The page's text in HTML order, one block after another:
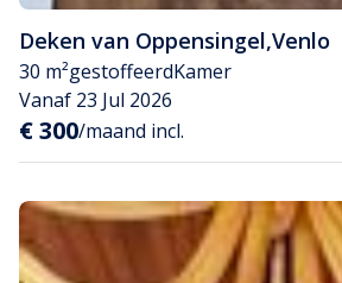
Deken van Oppensingel,Venlo
30 m²gestoffeerdKamer
Vanaf 23 Jul 2026
€ 300/maand incl.